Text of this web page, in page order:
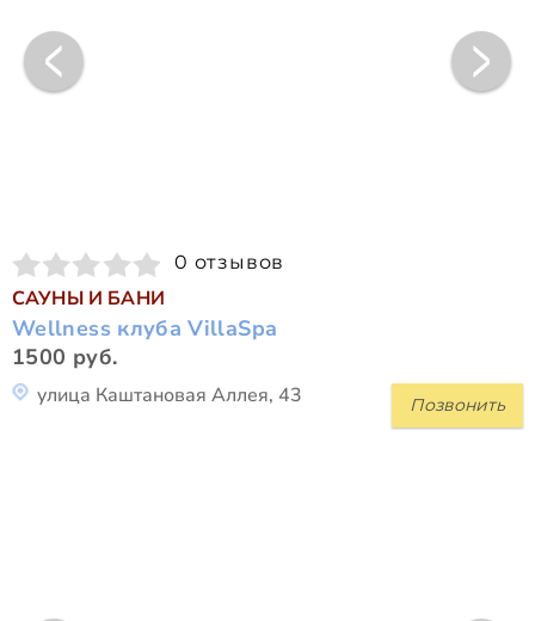
0 отзывов
САУНЫ И БАНИ
Wellness клуба VillaSpa
1500 руб.
Позвонить
улица Каштановая Аллея, 43